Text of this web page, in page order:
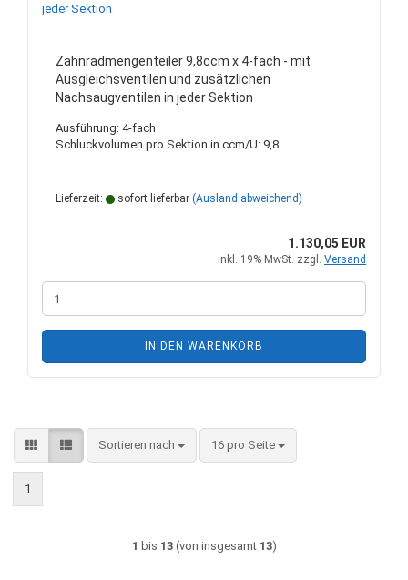
Zahnradmengenteiler 9,8ccm x 4-fach - mit
Ausgleichsventilen und zusätzlichen
Nachsaugventilen in jeder Sektion
Ausführung: 4-fach
Schluckvolumen pro Sektion in ccm/U: 9,8
Lieferzeit: sofort lieferbar (Ausland abweichend)
1.130,05 EUR
inkl. 19% MwSt. zzgl. Versand
IN DEN WARENKORB
Sortieren nach
Sortieren nach 16 pro Seite
pro Seite
1
1 bis 13(von insgesamt 13)